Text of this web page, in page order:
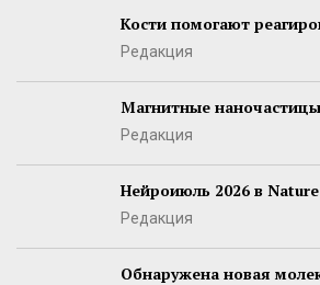
Кости помогают
Редакция
Магнитные
Редакция
Нейроиюль 2026 в
Редакция
Обнаружена новая